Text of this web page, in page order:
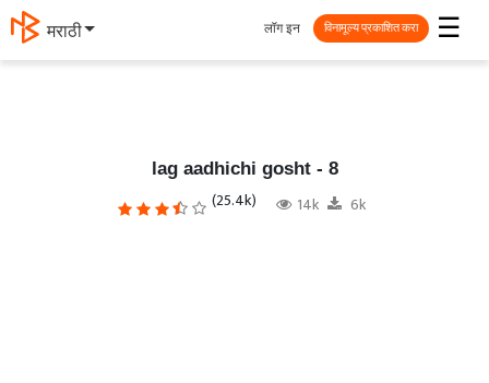
मराठी ☰
लॉग इन विनामूल्य प्रकाशित करा
lag aadhichi gosht - 8
(25.4k) 14k 6k